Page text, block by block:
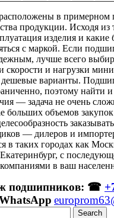
в примерном
продукции. Исходя из
изделия и какие
с маркой. Если
лучше всего
скорости и нагрузки
варианты.
поэтому найти и
— задача не очень
больших объемов закупок
— дилеров и
в таких городах как
с
в ваш
подшипников: ☎